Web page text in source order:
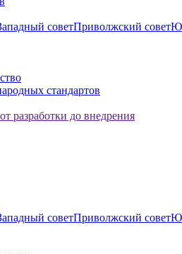
советПриволжский совет
стандартов
разработки до внедрения
советПриволжский совет